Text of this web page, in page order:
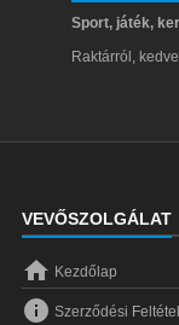
Sport, játék,
Raktárról,
VEVŐSZOLGÁLAT
 Kezdőlap
 Szerződési